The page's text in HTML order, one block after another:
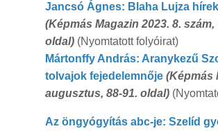
Jancsó Ágnes: Blaha Lujza
(Képmás Magazin 2023. 8. szám,
oldal) (Nyomtatott folyóirat)
Mártonffy András: Aranykezű
tolvajok fejedelemnője (Képmás
augusztus, 88-91. oldal)
Az öngyógyítás abc-je: Szelíd